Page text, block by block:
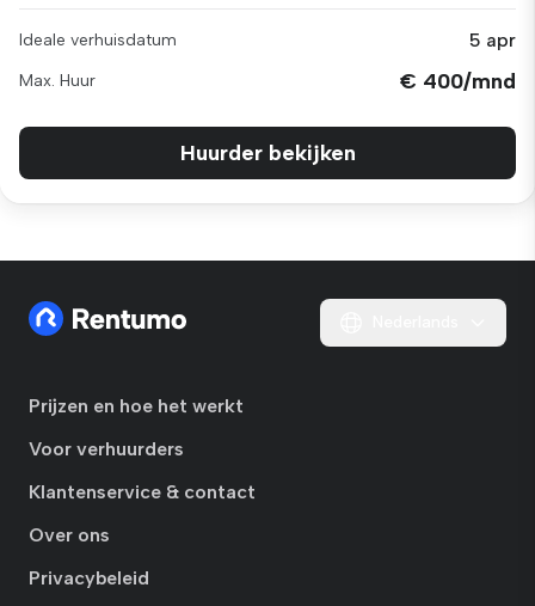
Ideale verhuisdatum 5 apr
Max. Huur € 400/mnd
Huurder bekijken
Prijzen en hoe het werkt
Voor verhuurders
Klantenservice & contact
Over ons
Privacybeleid